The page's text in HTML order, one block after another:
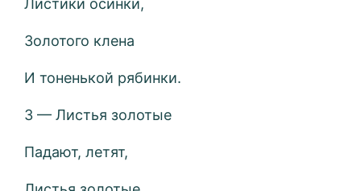
Листики осинки,
Золотого клена
И тоненькой рябинки.
3 — Листья золотые
Падают, летят,